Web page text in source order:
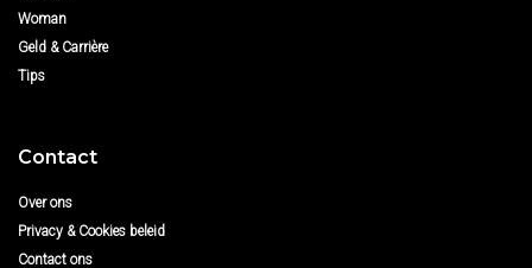
Woman
Geld & Carrière
Tips
Contact
Over ons
Privacy & Cookies beleid
Contact ons